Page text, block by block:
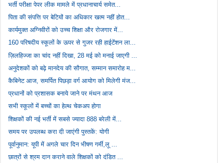
भर्ती परीक्षा पेपर लीक मामले में प्रधानाचार्य समेत...
पिता की संपत्ति पर बेटियों का अधिकार खत्म नहीं होत...
कार्यमुक्त अग्निवीरों को उच्च शिक्षा और रोजगार में...
160 परिषदीय स्कूलों के ऊपर से गुजर रही हाईटेंशन ला...
ज़िलहिज्जा का चांद नहीं दिखा, 28 मई को मनाई जाएगी ...
अनुदेशकों को बढ़े मानदेय की सौगात, सम्मान समारोह म...
कैबिनेट आज, समर्पित पिछड़ा वर्ग आयोग को मिलेगी मंज...
प्रधानों को प्रशासक बनाये जाने पर मंथन आज
सभी स्कूलों में बच्चों का हेल्थ चेकअप होगा
शिक्षकों की नई भर्ती में सबसे ज्यादा 888 बरेली में...
समय पर उपलब्ध करा दी जाएंगी पुस्तकें: योगी
पूर्वानुमान: यूपी में अगले चार दिन भीषण गर्मी,लू ...
छात्रों से श्रम दान कराने वाले शिक्षकों को दंडित ...